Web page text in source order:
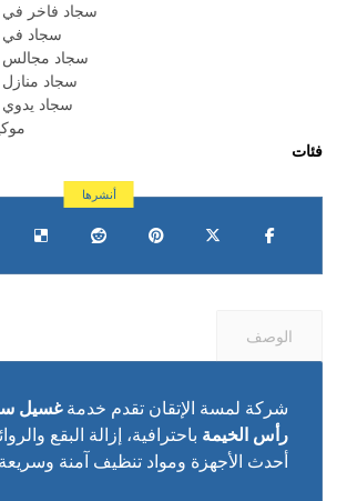
سجاد فاخر في
سجاد في
سجاد مجالس
سجاد
سجاد
فئات
الوصف
شركة لمسة الإتقان تقدم خدمةغسيل
رأس الخيمة باحترافية، إزالة البقع
أحدث الأجهزة ومواد تنظيف آمنة